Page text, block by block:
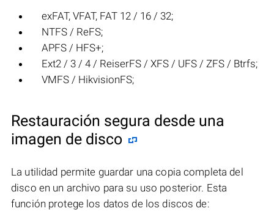
exFAT, VFAT, FAT 12 / 16 / 32;
NTFS / ReFS;
APFS / HFS+;
Ext2 / 3 / 4 / ReiserFS / XFS / UFS / ZFS / Btrfs;
VMFS / HikvisionFS;
Restauración segura desde una
imagen de disco
La utilidad permite guardar una copia completa del
disco en un archivo para su uso posterior. Esta
función protege los datos de los discos de: